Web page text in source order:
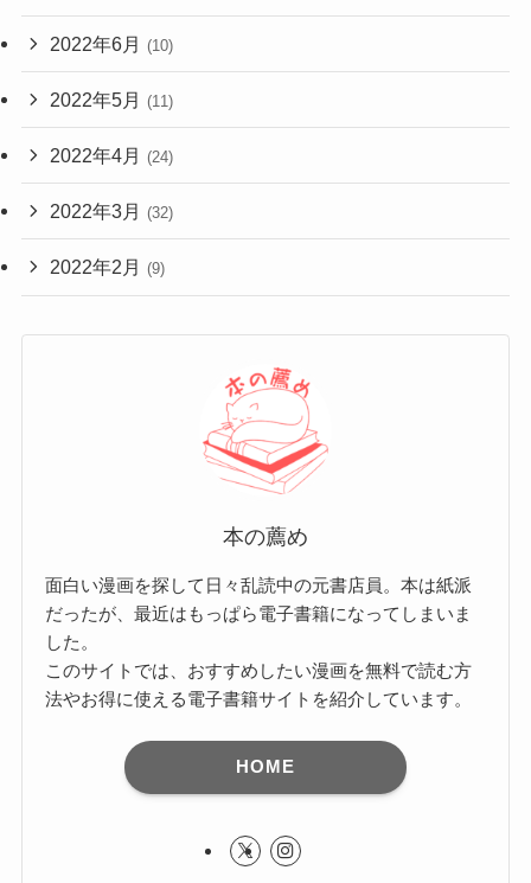
2022年6月 (10)
2022年5月 (11)
2022年4月 (24)
2022年3月 (32)
2022年2月 (9)
本の薦め
面白い漫画を探して日々乱読中の元書店員。本は紙派
だったが、最近はもっぱら電子書籍になってしまいま
した。
このサイトでは、おすすめしたい漫画を無料で読む方
法やお得に使える電子書籍サイトを紹介しています。
HOME